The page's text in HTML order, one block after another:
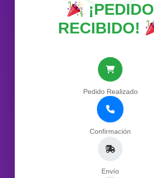
¡PEDIDO
RECIBIDO!
Pedido Realizado
Confirmación
Envío